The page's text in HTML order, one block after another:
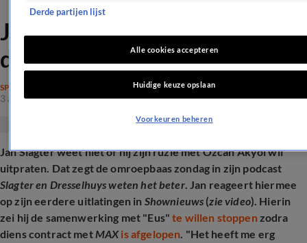
Jan Slagter 'erg gekwetst'
door Özcan 'Eus' Akyol
SPRAAKMAKEND
3 aug 2025, 09:30
Jan Slagter weet niet of hij zijn ruzie met Özcan Akyol wil
uitpraten. Dat zegt de omroepbaas zondag in zijn podcast
Slagter en Dresselhuys weten het beter. Jan reageert hiermee
op zijn eerdere uitlatingen in Shownieuws (zie video). Hierin
zei hij de samenwerking met "Eus"te willen stoppenzodra
diens contract metMAXis afgelopen. "Het heeft me erg
Derde partijen lijst
Alle cookies accepteren
Huidige keuze opslaan
Voorkeuren beheren